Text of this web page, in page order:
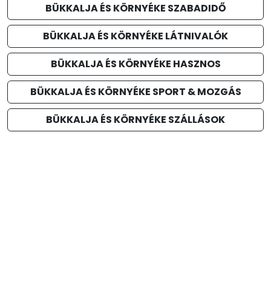
BÜKKALJA ÉS KÖRNYÉKE SZABADIDŐ
BÜKKALJA ÉS KÖRNYÉKE LÁTNIVALÓK
BÜKKALJA ÉS KÖRNYÉKE HASZNOS
BÜKKALJA ÉS KÖRNYÉKE SPORT & MOZGÁS
BÜKKALJA ÉS KÖRNYÉKE SZÁLLÁSOK